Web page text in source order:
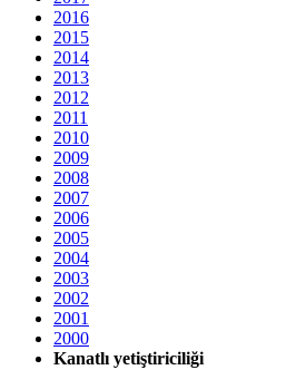
2016
2015
2014
2013
2012
2011
2010
2009
2008
2007
2006
2005
2004
2003
2002
2001
2000
Kanatlı yetiştiriciliği